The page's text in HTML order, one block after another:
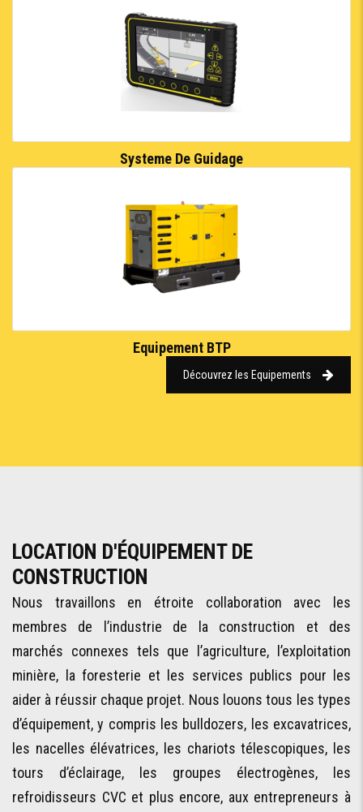
Systeme De Guidage
Equipement BTP
Découvrez les Equipements
LOCATION D'ÉQUIPEMENT DE
CONSTRUCTION
Nous travaillons en étroite collaboration avec les
membres de l’industrie de la construction et des
marchés connexes tels que l’agriculture, l’exploitation
minière, la foresterie et les services publics pour les
aider à réussir chaque projet. Nous louons tous les types
d’équipement, y compris les bulldozers, les excavatrices,
les nacelles élévatrices, les chariots télescopiques, les
tours d’éclairage, les groupes électrogènes, les
refroidisseurs CVC et plus encore, aux entrepreneurs à